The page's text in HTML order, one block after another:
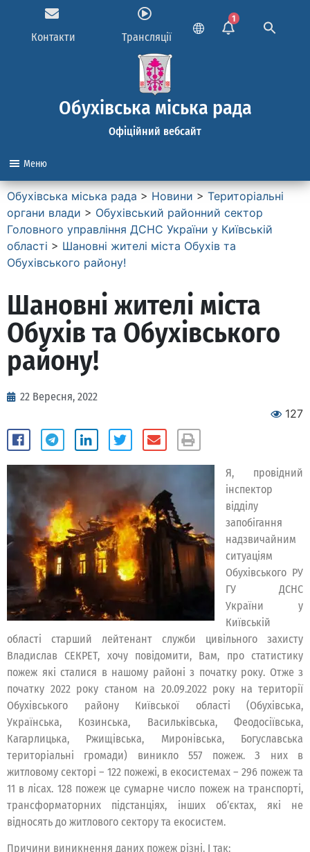
Контакти Трансляції
1
Обухівська міська рада
Офіційний вебсайт
Меню
Обухівська міська рада > Новини > Територіальні
органи влади > Обухівський районний сектор
Головного управління ДСНС України у Київській
області > Шановні жителі міста Обухів та
Обухівського району!
Шановні жителі міста
Обухів та Обухівського
району!
22 Вересня, 2022
127
Я, провідний
інспектор
відділу
запобігання
надзвичайним
ситуаціям
Обухівського РУ
ГУ ДСНС
України у
Київській
області старший лейтенант служби цивільного захисту
Владислав СЕКРЕТ, хочу повідомити, Вам, про статистику
пожеж які сталися в нашому районі з початку року. Отже з
початку 2022 року станом на 20.09.2022 року на території
Обухівського району Київської області (Обухівська,
Українська, Козинська, Васильківська, Феодосіївська,
Кагарлицька, Ржищівська, Миронівська, Богуславська
територіальні громади) виникло 557 пожеж. З них в
житловому секторі – 122 пожежі, в екосистемах – 296 пожеж та
11 в лісах. 128 пожеж це сумарне число пожеж на транспорті,
трансформаторних підстанціях, інших об’єктах, які не
відносять до житлового сектору та екосистем.
Причини виникнення даних пожеж різні. І так: